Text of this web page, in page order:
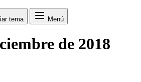
tema Menú
de 2018